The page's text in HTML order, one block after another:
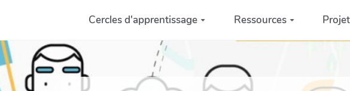
Aller au contenu principalCercles d'apprentissage Ressources